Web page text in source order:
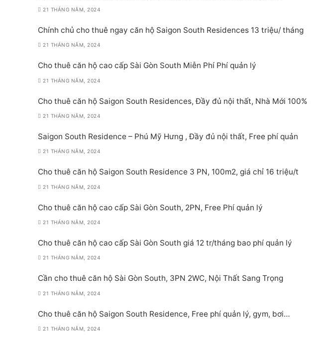
21 THÁNG NĂM, 2024
Chính chủ cho thuê ngay căn hộ Saigon South Residences 13 triệu/ tháng
21 THÁNG NĂM, 2024
Cho thuê căn hộ cao cấp Sài Gòn South Miễn Phí Phí quản lý
21 THÁNG NĂM, 2024
Cho thuê căn hộ Saigon South Residences, Đầy đủ nội thất, Nhà Mới 100%
21 THÁNG NĂM, 2024
Saigon South Residence – Phú Mỹ Hưng , Đầy đủ nội thất, Free phí quản
21 THÁNG NĂM, 2024
Cho thuê căn hộ Saigon South Residence 3 PN, 100m2, giá chỉ 16 triệu/t
21 THÁNG NĂM, 2024
Cho thuê căn hộ cao cấp Sài Gòn South, 2PN, Free Phí quản lý
21 THÁNG NĂM, 2024
Cho thuê căn hộ cao cấp Sài Gòn South giá 12 tr/tháng bao phí quản lý
21 THÁNG NĂM, 2024
Cần cho thuê căn hộ Sài Gòn South, 3PN 2WC, Nội Thất Sang Trọng
21 THÁNG NĂM, 2024
Cho thuê căn hộ Saigon South Residence, Free phí quản lý, gym, bơi…
21 THÁNG NĂM, 2024